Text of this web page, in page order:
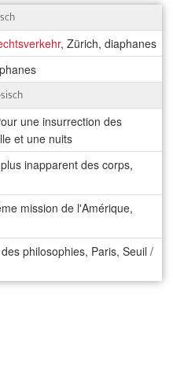
, Zürich, diaphanes
une insurrection des
et une nuits
inapparent des corps,
mission de l'Amérique,
philosophies, Paris, Seuil /